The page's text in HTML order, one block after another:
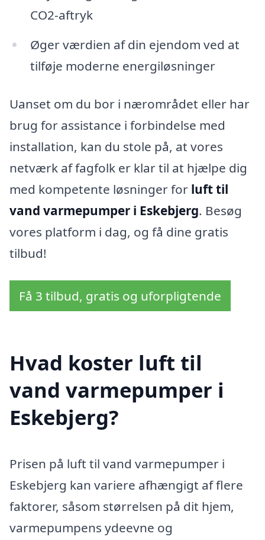
CO2-aftryk
Øger værdien af din ejendom ved at
tilføje moderne energiløsninger
Uanset om du bor i nærområdet eller har
brug for assistance i forbindelse med
installation, kan du stole på, at vores
netværk af fagfolk er klar til at hjælpe dig
med kompetente løsninger for luft til
vand varmepumper i Eskebjerg. Besøg
vores platform i dag, og få dine gratis
tilbud!
Få 3 tilbud, gratis og uforpligtende
Hvad koster luft til
vand varmepumper i
Eskebjerg?
Prisen på luft til vand varmepumper i
Eskebjerg kan variere afhængigt af flere
faktorer, såsom størrelsen på dit hjem,
varmepumpens ydeevne og